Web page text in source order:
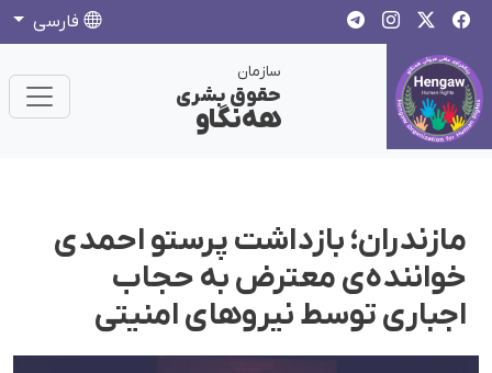
فارسی
سازمان
حقوق بشری
هەنگاو
مازندران؛ بازداشت پرستو احمدی
خواننده‌ی معترض به حجاب
اجباری توسط نیروهای امنیتی